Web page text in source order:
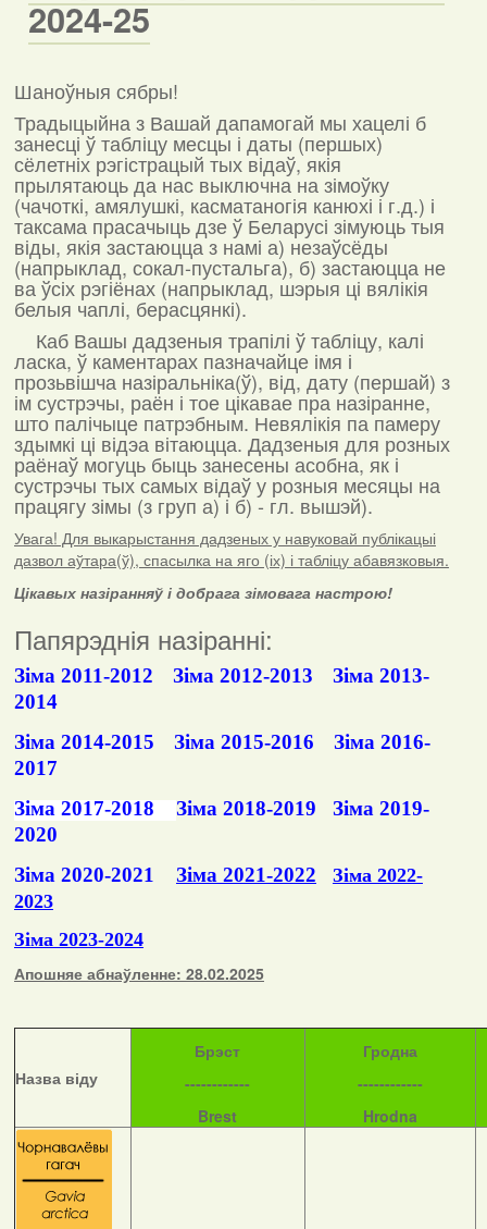
2024-25
Шаноўныя сябры!
Традыцыйна з Вашай дапамогай мы хацелі б
занесці ў табліцу месцы і даты (першых)
сёлетніх рэгістрацый тых відаў, якія
прылятаюць да нас выключна на зімоўку
(чачоткі, амялушкі, касматаногія канюхі і г.д.) і
таксама прасачыць дзе ў Беларусі зімуюць тыя
віды, якія застаюцца з намі а) незаўсёды
(напрыклад, сокал-пустальга), б) застаюцца не
ва ўсіх рэгіёнах (напрыклад, шэрыя ці вялікія
белыя чаплі, берасцянкі).
Каб Вашы дадзеныя трапілі ў табліцу, калі
ласка, ў каментарах пазначайце імя і
прозьвішча назіральніка(ў), від, дату (першай) з
ім сустрэчы, раён і тое цікавае пра назіранне,
што палічыце патрэбным. Невялікія па памеру
здымкі ці відэа вітаюцца. Дадзеныя для розных
раёнаў могуць быць занесены асобна, як і
сустрэчы тых самых відаў у розныя месяцы на
працягу зімы (з груп а) і б) - гл. вышэй).
Увага! Для выкарыстання дадзеных у навуковай публікацыі
дазвол аўтара(ў), спасылка на яго (іх) і табліцу абавязковыя.
Цікавых назіранняў і добрага зімовага настрою!
Папярэднія назіранні:
Зіма 2011-2012 Зіма 2012-2013
Зіма 2013-
2014
Зіма 2014-2015
Зіма 2015-2016
Зіма 2016-
2017
Зіма 2017-2018
Зіма 2018-2019
Зіма 2019-
2020
Зіма 2020-2021 Зіма 2021-2022
Зіма 2022-
2023
Зіма 2023-2024
Апошняе абнаўленне: 28.02.2025
Назва віду
Брэст
------------
Brest
Гродна
------------
Hrodna